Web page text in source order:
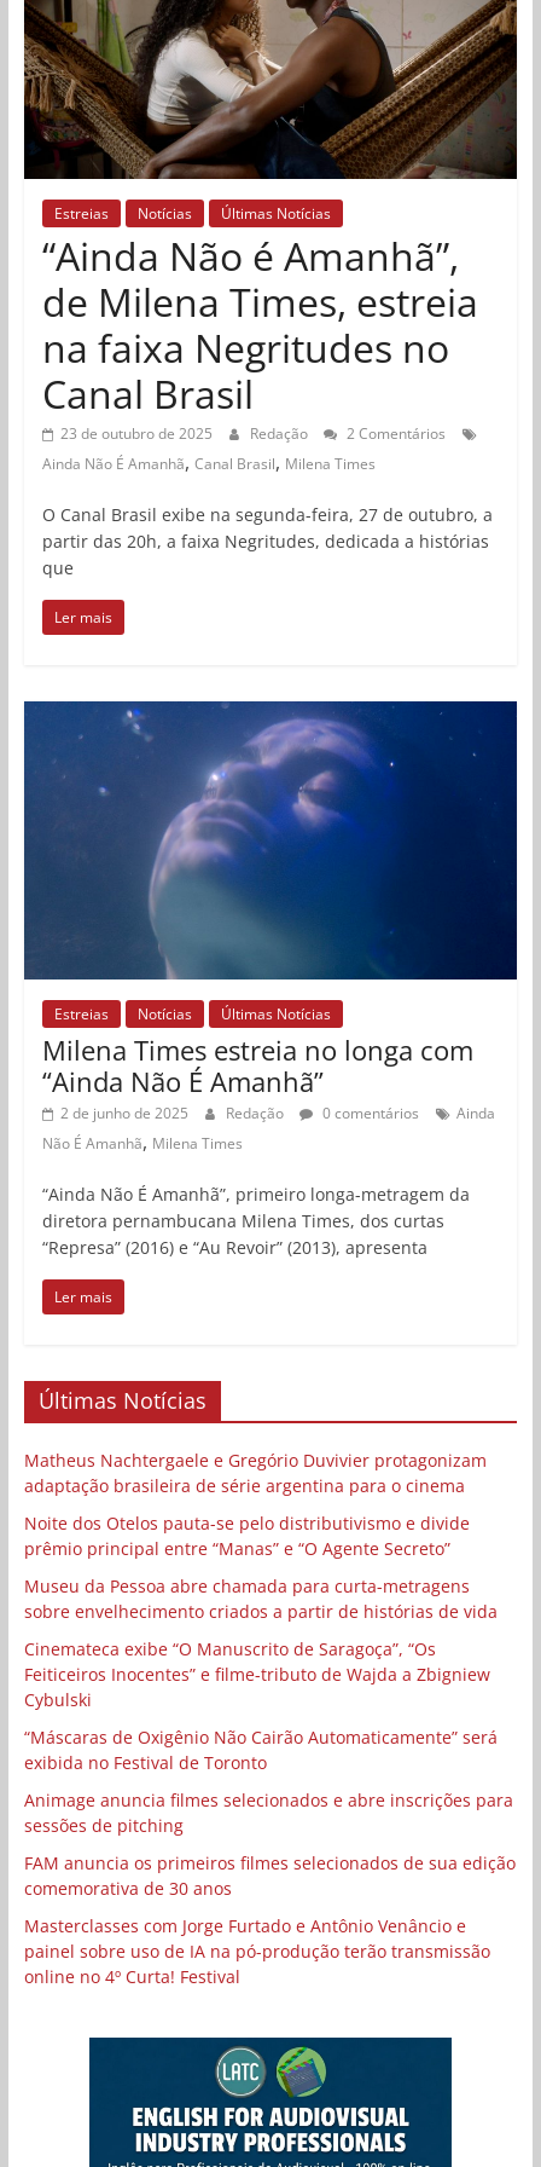
Estreias Notícias Últimas Notícias
“Ainda Não é Amanhã”,
de Milena Times, estreia
na faixa Negritudes no
Canal Brasil
23 de outubro de 2025 Redação
2 Comentários
Ainda Não É Amanhã, Canal Brasil, Milena Times
O Canal Brasil exibe na segunda-feira, 27 de outubro, a
partir das 20h, a faixa Negritudes, dedicada a histórias
que
Ler mais
Estreias Notícias Últimas Notícias
Milena Times estreia no longa com
“Ainda Não É Amanhã”
2 de junho de 2025 Redação 0 comentários
Ainda
Não É Amanhã, Milena Times
“Ainda Não É Amanhã”, primeiro longa-metragem da
diretora pernambucana Milena Times, dos curtas
“Represa” (2016) e “Au Revoir” (2013), apresenta
Ler mais
Últimas Notícias
Matheus Nachtergaele e Gregório Duvivier protagonizam
adaptação brasileira de série argentina para o cinema
Noite dos Otelos pauta-se pelo distributivismo e divide
prêmio principal entre “Manas” e “O Agente Secreto”
Museu da Pessoa abre chamada para curta-metragens
sobre envelhecimento criados a partir de histórias de vida
Cinemateca exibe “O Manuscrito de Saragoça”, “Os
Feiticeiros Inocentes” e filme-tributo de Wajda a Zbigniew
Cybulski
“Máscaras de Oxigênio Não Cairão Automaticamente” será
exibida no Festival de Toronto
Animage anuncia filmes selecionados e abre inscrições para
sessões de pitching
FAM anuncia os primeiros filmes selecionados de sua edição
comemorativa de 30 anos
Masterclasses com Jorge Furtado e Antônio Venâncio e
painel sobre uso de IA na pó-produção terão transmissão
online no 4º Curta! Festival